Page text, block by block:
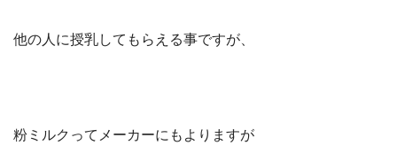
他の人に授乳してもらえる事ですが、
粉ミルクってメーカーにもよりますが